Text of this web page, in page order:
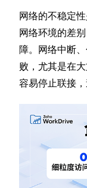
网络的不稳定
网络环境的差
障。网络中断
败，尤其是在
容易停止联接